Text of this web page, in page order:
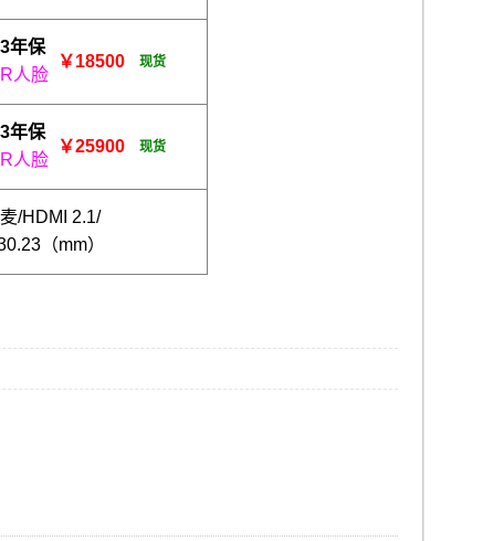
3年保
IR人脸
￥18500 现货
3年保
IR人脸
￥25900 现货
/HDMI 2.1/
（mm）